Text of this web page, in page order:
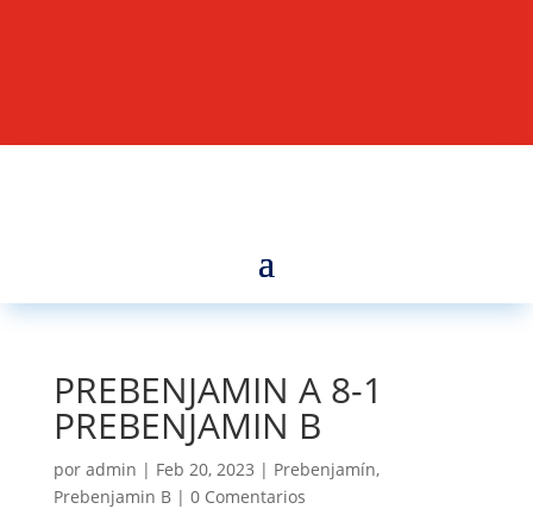
PREBENJAMIN A 8-1
PREBENJAMIN B
por admin | Feb 20, 2023 | Prebenjamín,
Prebenjamin B| 0 Comentarios